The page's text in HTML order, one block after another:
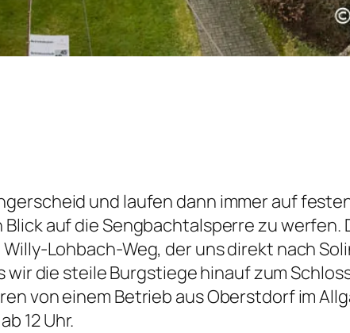
und laufen dann immer auf
auf die Sengbachtalsperre zu werfen.
Lohbach-Weg, der uns direkt nach
die steile Burgstiege hinauf zum
von einem Betrieb aus Oberstdorf im
12 Uhr.